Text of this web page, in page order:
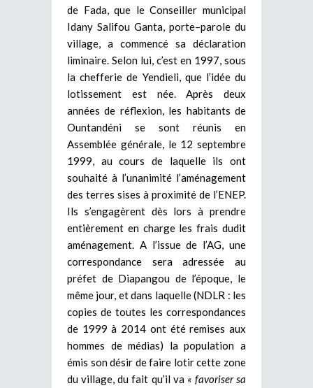
de Fada, que le Conseiller municipal
Idany Salifou Ganta, porte–parole du
village, a commencé sa déclaration
liminaire. Selon lui, c’est en 1997, sous
la chefferie de Yendieli, que l’idée du
lotissement est née. Après deux
années de réflexion, les habitants de
Ountandéni se sont réunis en
Assemblée générale, le 12 septembre
1999, au cours de laquelle ils ont
souhaité à l’unanimité l’aménagement
des terres sises à proximité de l’ENEP.
Ils s’engagèrent dès lors à prendre
entièrement en charge les frais dudit
aménagement. A l’issue de l’AG, une
correspondance sera adressée au
préfet de Diapangou de l’époque, le
même jour, et dans laquelle (NDLR : les
copies de toutes les correspondances
de 1999 à 2014 ont été remises aux
hommes de médias) la population a
émis son désir de faire lotir cette zone
du village, du fait qu’il va « favoriser sa